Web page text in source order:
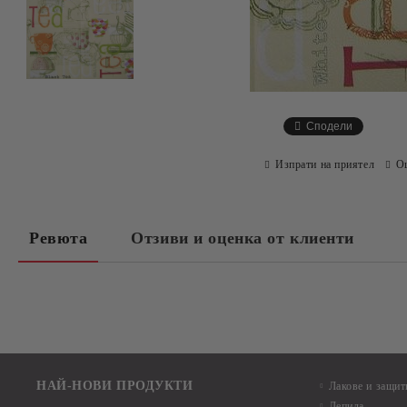
Сподели
Изпрати на приятел
Ревюта Отзиви и оценка от клиенти
НАЙ-НОВИ ПРОДУКТИ
Лакове и